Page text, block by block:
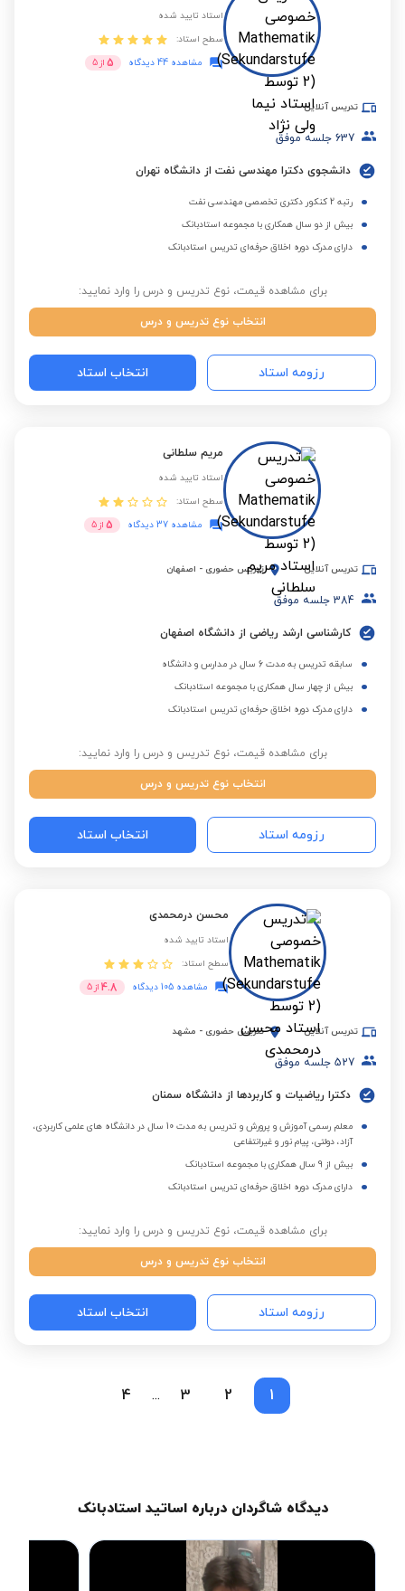
استاد تایید شده
سطح استاد:
مشاهده 44 دیدگاه
5 از 5
تدریس آنلاین
637 جلسه موفق
دانشجوی دکترا مهندسی نفت از دانشگاه تهران
رتبه 2 کنکور دکتری تخصصی مهندسی نفت
بیش از دو سال همکاری با مجموعه استادبانک
دارای مدرک دوره اخلاق حرفه‌ای تدریس استادبانک
برای مشاهده قیمت، نوع تدریس و درس را وارد نمایید:
انتخاب نوع تدریس و درس
رزومه استاد انتخاب استاد
مریم سلطانی
استاد تایید شده
سطح استاد:
مشاهده 37 دیدگاه
5 از 5
تدریس آنلاین تدریس حضوری - اصفهان
384 جلسه موفق
کارشناسی ارشد ریاضی از دانشگاه اصفهان
سابقه تدریس به مدت 6 سال در مدارس و دانشگاه
بیش از چهار سال همکاری با مجموعه استادبانک
دارای مدرک دوره اخلاق حرفه‌ای تدریس استادبانک
برای مشاهده قیمت، نوع تدریس و درس را وارد نمایید:
انتخاب نوع تدریس و درس
رزومه استاد انتخاب استاد
محسن درمحمدی
استاد تایید شده
سطح استاد:
مشاهده 105 دیدگاه
4.8 از 5
تدریس آنلاین تدریس حضوری - مشهد
527 جلسه موفق
دکترا ریاضیات و کاربردها از دانشگاه سمنان
معلم رسمی آموزش و پرورش و تدریس به مدت 10 سال در دانشگاه های علمی کاربردی،
آزاد، دولتی، پیام نور و غیرانتفاعی
بیش از 9 سال همکاری با مجموعه استادبانک
دارای مدرک دوره اخلاق حرفه‌ای تدریس استادبانک
برای مشاهده قیمت، نوع تدریس و درس را وارد نمایید:
انتخاب نوع تدریس و درس
رزومه استاد انتخاب استاد
1
2
3
...
4
دیدگاه شاگردان درباره اساتید استادبانک